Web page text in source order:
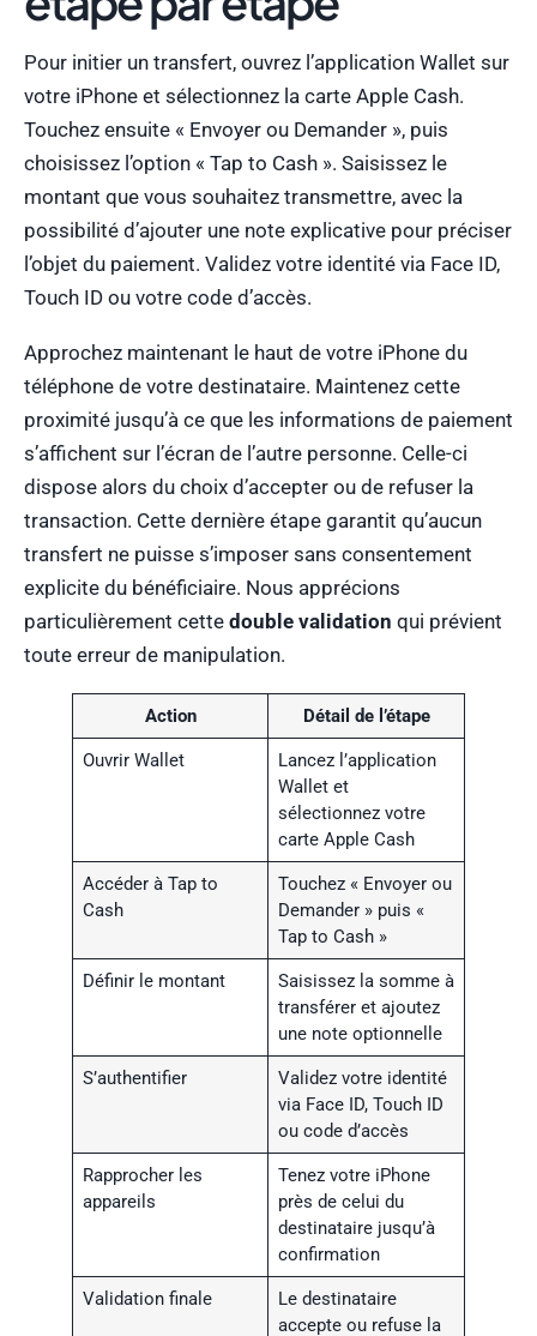
Pour initier un transfert, ouvrez l’application Wallet sur
votre iPhone et sélectionnez la carte Apple Cash.
Touchez ensuite « Envoyer ou Demander », puis
choisissez l’option « Tap to Cash ». Saisissez le
montant que vous souhaitez transmettre, avec la
possibilité d’ajouter une note explicative pour préciser
l’objet du paiement. Validez votre identité via Face ID,
Touch ID ou votre code d’accès.
Approchez maintenant le haut de votre iPhone du
téléphone de votre destinataire. Maintenez cette
proximité jusqu’à ce que les informations de paiement
s’affichent sur l’écran de l’autre personne. Celle-ci
dispose alors du choix d’accepter ou de refuser la
transaction. Cette dernière étape garantit qu’aucun
transfert ne puisse s’imposer sans consentement
explicite du bénéficiaire. Nous apprécions
particulièrement cette double validation qui prévient
toute erreur de manipulation.
Action Détail de l’étape
Ouvrir Wallet
Lancez l’application
Wallet et
sélectionnez votre
carte Apple Cash
Accéder à Tap to
Cash
Touchez « Envoyer ou
Demander » puis «
Tap to Cash »
Définir le montant
Saisissez la somme à
transférer et ajoutez
une note optionnelle
S’authentifier
Validez votre identité
via Face ID, Touch ID
ou code d’accès
Rapprocher les
appareils
Tenez votre iPhone
près de celui du
destinataire jusqu’à
confirmation
Validation finale
Le destinataire
accepte ou refuse la